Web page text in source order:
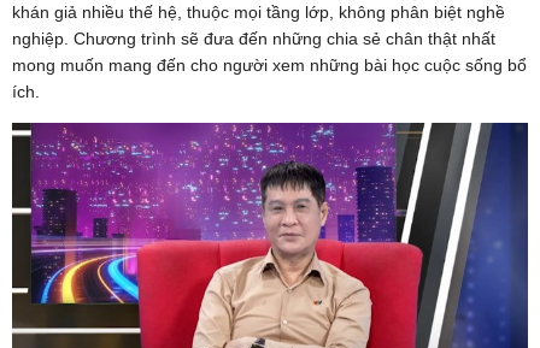
khán giả nhiều thế hệ, thuộc mọi tầng lớp, không phân biệt nghề
nghiệp. Chương trình sẽ đưa đến những chia sẻ chân thật nhất
mong muốn mang đến cho người xem những bài học cuộc sống bổ
ích.